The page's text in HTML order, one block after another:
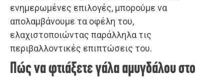
ενημερωμένες επιλογές, μπορούμε να
απολαμβάνουμε τα οφέλη του,
ελαχιστοποιώντας παράλληλα τις
περιβαλλοντικές επιπτώσεις του.
Πώς να φτιάξετε γάλα αμυγδάλου στο